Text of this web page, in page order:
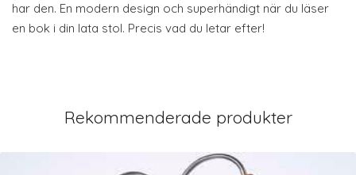
har den. En modern design och superhändigt när du läser
en bok i din lata stol. Precis vad du letar efter!
Rekommenderade produkter